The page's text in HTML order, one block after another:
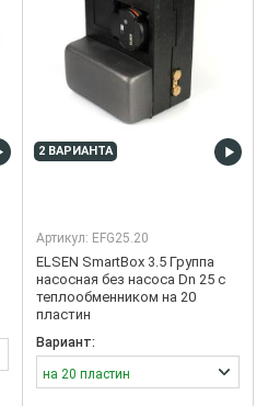
2 ВАРИАНТА
Артикул: EFG25.20
ELSEN SmartBox 3.5 Группа
насосная без насоса Dn 25 с
теплообменником на 20
пластин
Вариант:
на 20 пластин